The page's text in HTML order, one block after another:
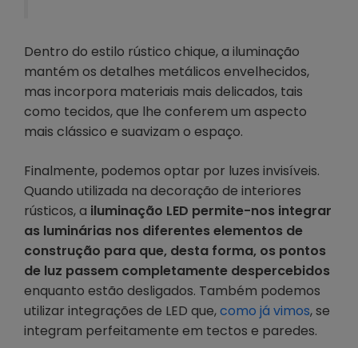
Dentro do estilo rústico chique, a iluminação
mantém os detalhes metálicos envelhecidos,
mas incorpora materiais mais delicados, tais
como tecidos, que lhe conferem um aspecto
mais clássico e suavizam o espaço.
Finalmente, podemos optar por luzes invisíveis.
Quando utilizada na decoração de interiores
rústicos, a iluminação LED permite-nos integrar
as luminárias nos diferentes elementos de
construção para que, desta forma, os pontos
de luz passem completamente despercebidos
enquanto estão desligados. Também podemos
utilizar integrações de LED que,como já vimos, se
integram perfeitamente em tectos e paredes.